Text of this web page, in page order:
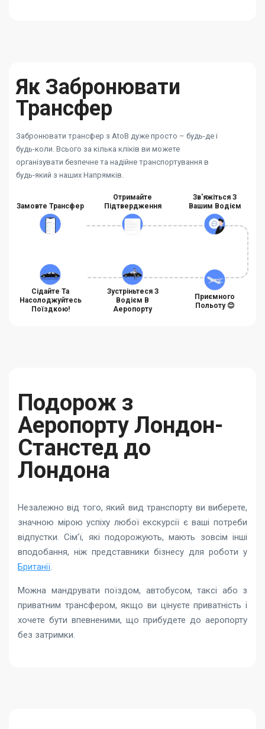
Як Забронювати
Трансфер
Забронювати трансфер з AtoB дуже просто – будь-де і
будь-коли. Всього за кілька кліків ви можете
організувати безпечне та надійне транспортування в
будь-який з наших Напрямків.
Замовте Трансфер
Отримайте
Підтвердження
Зв'яжіться З
Вашим Водієм
Сідайте Та
Насолоджуйтесь
Поїздкою!
Зустріньтеся З
Водієм В
Аеропорту
Приємного
Польоту 😊
Подорож з
Аеропорту Лондон-
Станстед до
Лондона
Незалежно від того, який вид транспорту ви виберете,
значною мірою успіху любої екскурсії є ваші потреби
відпустки. Сім’ї, які подорожують, мають зовсім інші
вподобання, ніж представники бізнесу для роботи у
Британії.
Можна мандрувати поїздом, автобусом, таксі або з
приватним трансфером, якщо ви цінуєте приватність і
хочете бути впевненими, що прибудете до аеропорту
без затримки.